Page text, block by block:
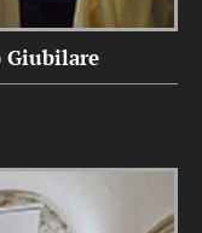
Giubilare